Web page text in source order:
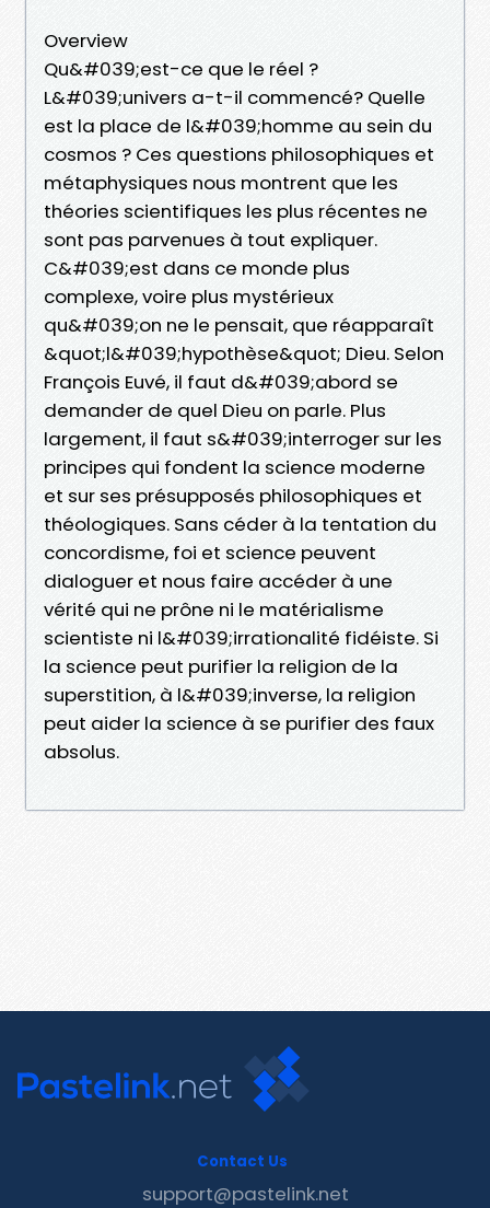
Overview
Qu&#039;est-ce que le réel ?
L&#039;univers a-t-il commencé? Quelle
est la place de l&#039;homme au sein du
cosmos ? Ces questions philosophiques et
métaphysiques nous montrent que les
théories scientifiques les plus récentes ne
sont pas parvenues à tout expliquer.
C&#039;est dans ce monde plus
complexe, voire plus mystérieux
qu&#039;on ne le pensait, que réapparaît
&quot;l&#039;hypothèse&quot; Dieu. Selon
François Euvé, il faut d&#039;abord se
demander de quel Dieu on parle. Plus
largement, il faut s&#039;interroger sur les
principes qui fondent la science moderne
et sur ses présupposés philosophiques et
théologiques. Sans céder à la tentation du
concordisme, foi et science peuvent
dialoguer et nous faire accéder à une
vérité qui ne prône ni le matérialisme
scientiste ni l&#039;irrationalité fidéiste. Si
la science peut purifier la religion de la
superstition, à l&#039;inverse, la religion
peut aider la science à se purifier des faux
absolus.
Contact Us
support@pastelink.net